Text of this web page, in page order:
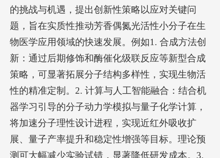
的挑战与机遇，提出创新性策略以应对关键问
题，旨在实质性推动芳香偶氮光活性小分子在生
物医学应用领域的快速发展。例如1. 合成方法创
新：通过后期修饰和酶催化级联反应等新型合成
策略，可显著拓展分子结构多样性，实现生物活
性的精准定制。2. 计算与人工智能融合：结合机
器学习引导的分子动力学模拟与量子化学计算，
将加速分子理性设计进程，实现近红外吸收扩
展、量子产率提升和稳定性增强等目标。理论预
测可大幅减少实验试错，显著降低研发成本。3.